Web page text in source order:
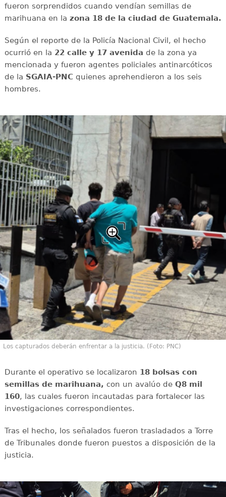
fueron sorprendidos cuando vendían semillas de
marihuana en la zona 18 de la ciudad de Guatemala.
Según el reporte de la Policía Nacional Civil, el hecho
ocurrió en la 22 calle y 17 avenida de la zona ya
mencionada y fueron agentes policiales antinarcóticos
de la SGAIA-PNC quienes aprehendieron a los seis
hombres.
Los capturados deberán enfrentar a la justicia. (Foto: PNC)
Durante el operativo se localizaron 18 bolsas con
semillas de marihuana, con un avalúo deQ8 mil
160, las cuales fueron incautadas para fortalecer las
investigaciones correspondientes.
Tras el hecho, los señalados fueron trasladados a Torre
de Tribunales donde fueron puestos a disposición de la
justicia.